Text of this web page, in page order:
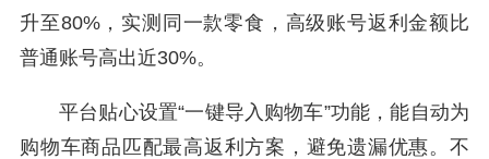
升至80%，实测同一款零食，高级账号返利金额比
普通账号高出近30%。
平台贴心设置“一键导入购物车”功能，能自动为
购物车商品匹配最高返利方案，避免遗漏优惠。不